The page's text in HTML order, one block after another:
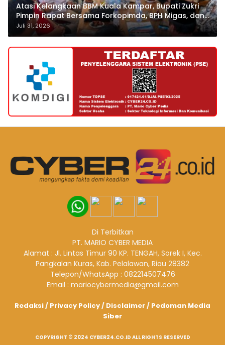
Atasi Kelangkaan BBM Kuala Kampar, Bupati Zukri
Pimpin Rapat Bersama Forkopimda, BPH Migas, dan
Pertamina
Juli 31, 2026
Di Terbitkan
PT. MARIO CYBER MEDIA
Alamat : Jl. Lintas Timur 90 KP. TENGAH, Sorek I, Kec.
Pangkalan Kuras, Kab. Pelalawan, Riau 28382
Telepon/WhatsApp : 082214507476
Email : mariocybermedia@gmail.com
Redaksi/ Privacy Policy/ Disclaimer/ Pedoman Media
Siber
COPYRIGHT © 2024 CYBER24.CO.ID ALL RIGHTS RESERVED